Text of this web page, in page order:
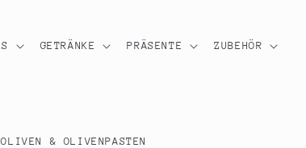
GETRÄNKE PRÄSENTE ZUBEHÖR
& OLIVENPASTEN